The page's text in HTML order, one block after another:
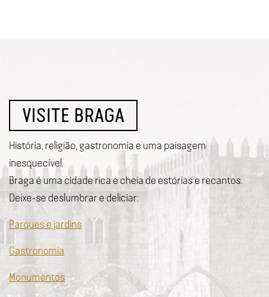
VISITE BRAGA
História, religião, gastronomia e uma paisagem
inesquecível.
Braga é uma cidade rica e cheia de estórias e recantos.
Deixe-se deslumbrar e deliciar:
Parques e jardins
Gastronomia
Monumentos